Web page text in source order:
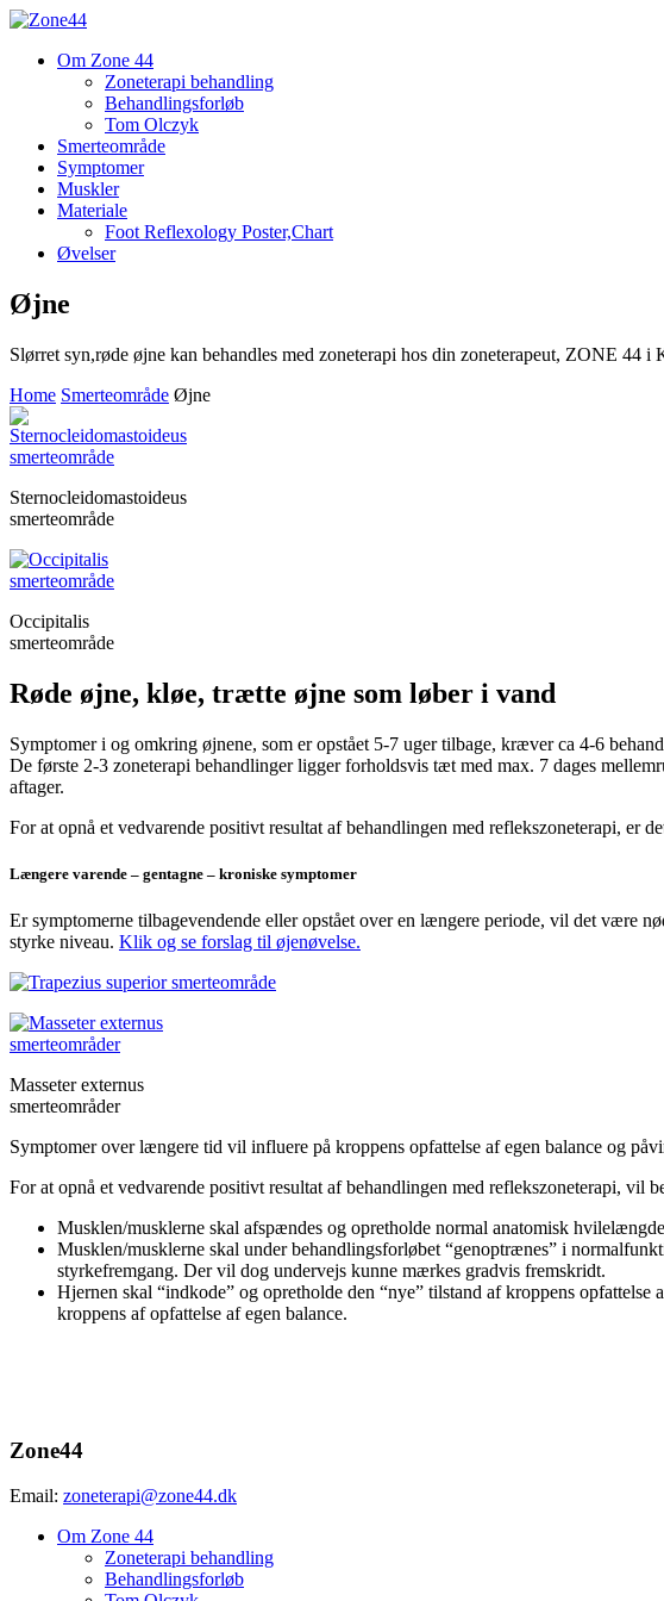
Om Zone 44
Zoneterapi behandling
Behandlingsforløb
Tom Olczyk
Smerteområde
Symptomer
Muskler
Materiale
Foot Reflexology Poster,Chart
Øvelser
Øjne
Slørret syn,røde øjne kan behandles med zoneterapi hos din zoneterapeut, ZONE 44 i
Home Smerteområde Øjne
Sternocleidomastoideus
smerteområde
Occipitalis
smerteområde
Røde øjne, kløe, trætte øjne som løber i vand
Symptomer i og omkring øjnene, som er opstået 5-7 uger tilbage, kræver ca 4-6
De første 2-3 zoneterapi behandlinger ligger forholdsvis tæt med max. 7 dages
aftager.
For at opnå et vedvarende positivt resultat af behandlingen med reflekszoneterapi, er
Længere varende – gentagne – kroniske symptomer
Er symptomerne tilbagevendende eller opstået over en længere periode, vil det være
styrke niveau. Klik og se forslag til øjenøvelse.
Masseter externus
smerteområder
Symptomer over længere tid vil influere på kroppens opfattelse af egen balance og
For at opnå et vedvarende positivt resultat af behandlingen med reflekszoneterapi,
Musklen/musklerne skal afspændes og opretholde normal anatomisk
Musklen/musklerne skal under behandlingsforløbet “genoptrænes” i
styrkefremgang. Der vil dog undervejs kunne mærkes gradvis fremskridt.
Hjernen skal “indkode” og opretholde den “nye” tilstand af kroppens
kroppens af opfattelse af egen balance.
Zone44
Email: zoneterapi@zone44.dk
Om Zone 44
Zoneterapi behandling
Behandlingsforløb